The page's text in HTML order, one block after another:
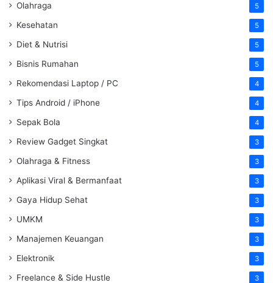
Olahraga 5
Kesehatan 5
Diet & Nutrisi 5
Bisnis Rumahan 5
Rekomendasi Laptop / PC 4
Tips Android / iPhone 4
Sepak Bola 4
Review Gadget Singkat 3
Olahraga & Fitness 3
Aplikasi Viral & Bermanfaat 3
Gaya Hidup Sehat 3
UMKM 3
Manajemen Keuangan 3
Elektronik 3
Freelance & Side Hustle 3